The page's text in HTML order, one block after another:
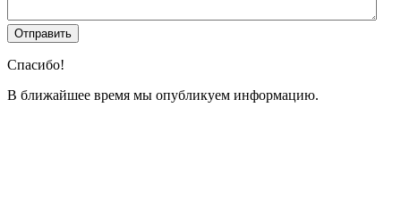
Спасибо!
В ближайшее время мы опубликуем информацию.